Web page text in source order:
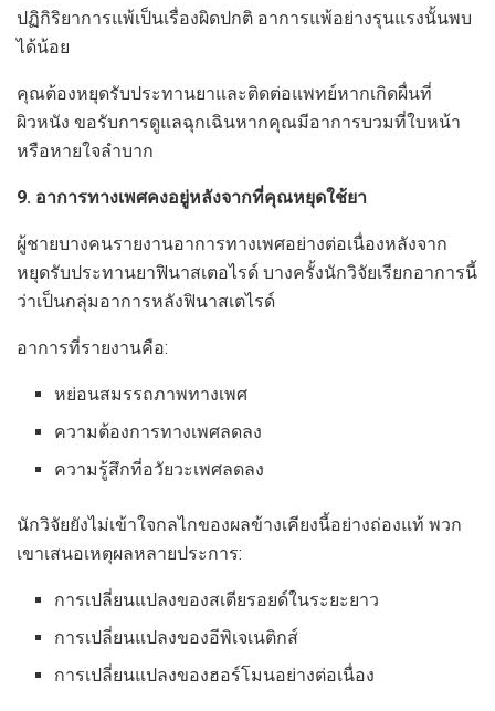
ปฏิกิริยาการแพ้เป็นเรื่องผิดปกติ อาการแพ้อย่างรุนแรงนั้นพบ
ได้น้อย
คุณต้องหยุดรับประทานยาและติดต่อแพทย์หากเกิดผื่นที่
ผิวหนัง ขอรับการดูแลฉุกเฉินหากคุณมีอาการบวมที่ใบหน้า
หรือหายใจลำบาก
9. อาการทางเพศคงอยู่หลังจากที่คุณหยุดใช้ยา
ผู้ชายบางคนรายงานอาการทางเพศอย่างต่อเนื่องหลังจาก
หยุดรับประทานยาฟินาสเตอไรด์ บางครั้งนักวิจัยเรียกอาการนี้
ว่าเป็นกลุ่มอาการหลังฟินาสเตไรด์
อาการที่รายงานคือ:
หย่อนสมรรถภาพทางเพศ
ความต้องการทางเพศลดลง
ความรู้สึกที่อวัยวะเพศลดลง
นักวิจัยยังไม่เข้าใจกลไกของผลข้างเคียงนี้อย่างถ่องแท้ พวก
เขาเสนอเหตุผลหลายประการ:
การเปลี่ยนแปลงของสเตียรอยด์ในระยะยาว
การเปลี่ยนแปลงของอีพิเจเนติกส์
การเปลี่ยนแปลงของฮอร์โมนอย่างต่อเนื่อง